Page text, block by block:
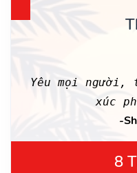
Yêu mọi
xúc
-
8